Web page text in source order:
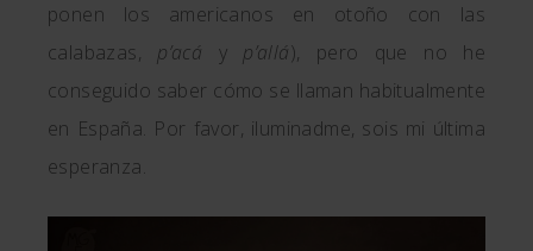
ponen los americanos en otoño con las
calabazas, p’acá y p’allá), pero que no he
conseguido saber cómo se llaman habitualmente
en España. Por favor, iluminadme, sois mi última
esperanza.